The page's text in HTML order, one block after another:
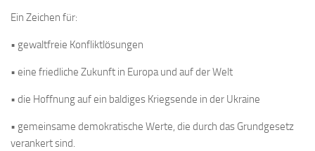
Ein Zeichen für:
• gewaltfreie Konfliktlösungen
• eine friedliche Zukunft in Europa und auf der Welt
• die Hoffnung auf ein baldiges Kriegsende in der Ukraine
• gemeinsame demokratische Werte, die durch das Grundgesetz
verankert sind.